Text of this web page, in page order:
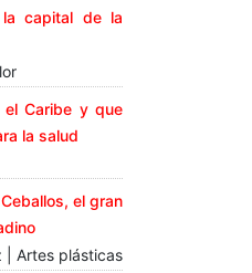
capital de la
Caribe y que
la salud
el gran
| Artes plásticas